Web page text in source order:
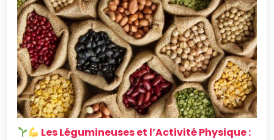
Les Légumineuses et l’Activité Physique :